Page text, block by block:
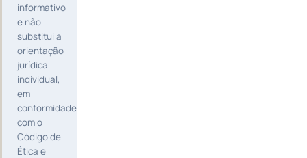
informativo
e não
substitui a
orientação
jurídica
individual,
em
conformidade
com o
Código de
Ética e